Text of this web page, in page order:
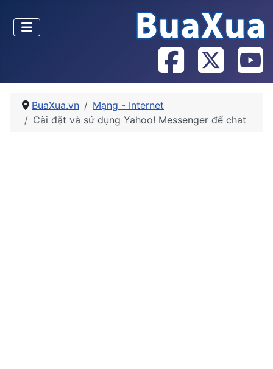
BuaXua.vn
Mạng - Internet
Cài đặt và sử dụng Yahoo! Messenger để chat